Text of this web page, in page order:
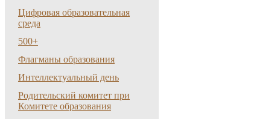
Цифровая образовательная
среда
500+
Флагманы образования
Интеллектуальный день
Родительский комитет при
Комитете образования